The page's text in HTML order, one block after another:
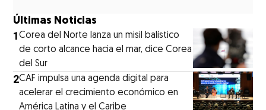
Últimas Noticias
1Corea del Norte lanza un misil balístico
de corto alcance hacia el mar, dice Corea
del Sur
2CAF impulsa una agenda digital para
acelerar el crecimiento económico en
América Latina y el Caribe